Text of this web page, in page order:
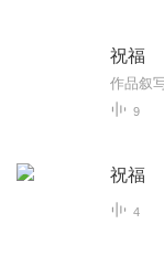
祝福
9
祝福
4